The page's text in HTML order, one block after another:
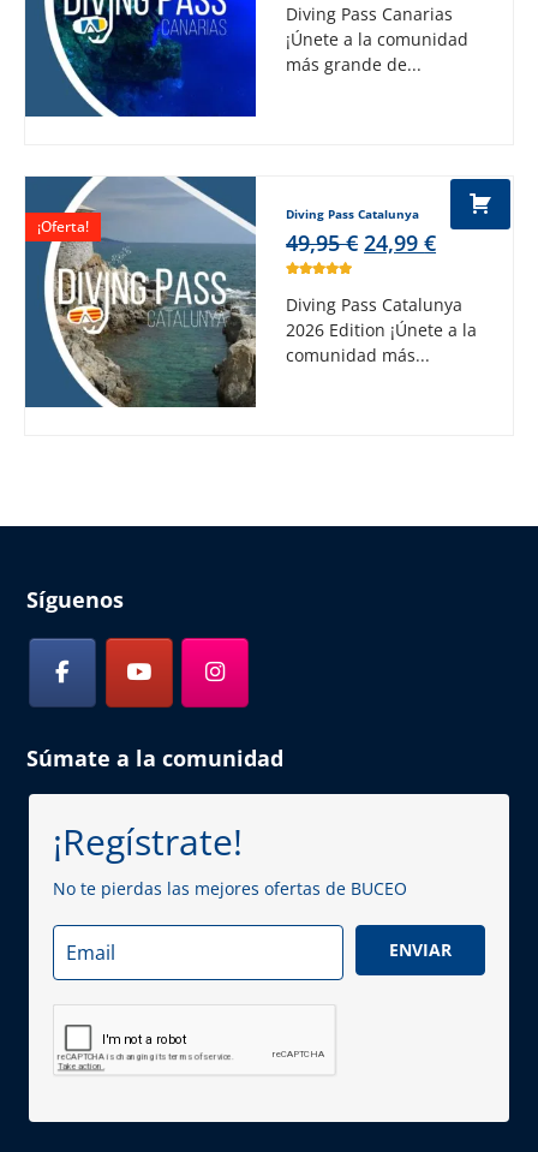
Diving Pass Canarias
¡Únete a la comunidad
más grande de...
¡Oferta!
Diving Pass Catalunya
49,95€ 24,99€
Diving Pass Catalunya
2026 Edition ¡Únete a la
comunidad más...
Síguenos
Súmate a la comunidad
¡Regístrate!
No te pierdas las mejores ofertas de BUCEO
ENVIAR